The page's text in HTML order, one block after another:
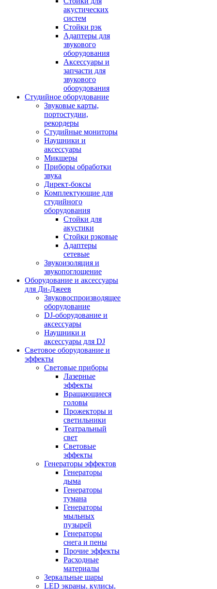
акустических
систем
Стойки рэк
Адаптеры для
звукового
оборудования
Аксессуары и
запчасти для
звукового
оборудования
Студийное оборудование
Звуковые карты,
портостудии,
рекордеры
Студийные мониторы
Наушники и
аксессуары
Микшеры
Приборы обработки
звука
Директ-боксы
Комплектующие для
студийного
оборудования
Стойки для
акустики
Стойки рэковые
Адаптеры
сетевые
Звукоизоляция и
звукопоглощение
Оборудование и аксессуары
для Ди-Джеев
Звуковоспроизводящее
оборудование
DJ-оборудование и
аксессуары
Наушники и
аксессуары для DJ
Световое оборудование и
эффекты
Световые приборы
Лазерные
эффекты
Вращающиеся
головы
Прожекторы и
светильники
Театральный
свет
Световые
эффекты
Генераторы эффектов
Генераторы
дыма
Генераторы
тумана
Генераторы
мыльных
пузырей
Генераторы
снега и пены
Прочие эффекты
Расходные
материалы
Зеркальные шары
LED экраны, кулисы,